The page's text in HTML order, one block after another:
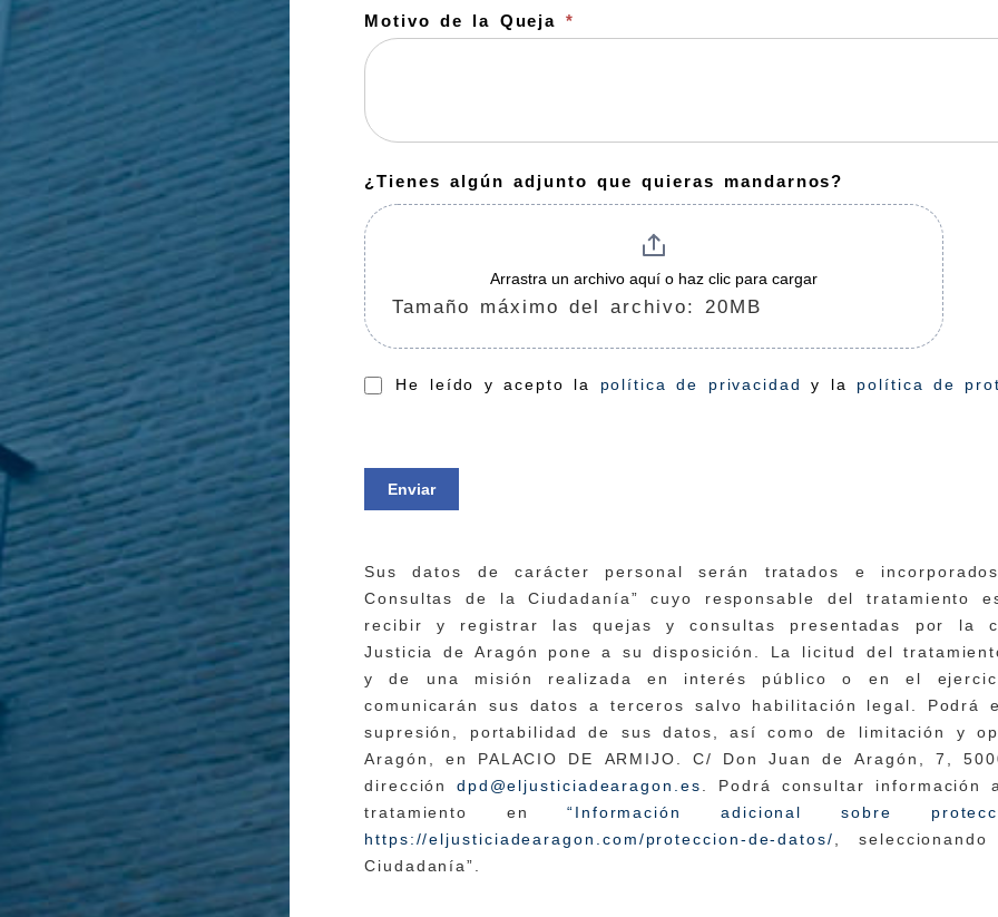
Motivo de la Queja *
¿Tienes algún adjunto que quieras mandarnos?
Arrastra un archivo aquí o haz clic para cargar
Tamaño máximo del archivo: 20MB
He leído y acepto la política de privacidad y la política de
Enviar
Sus datos de carácter personal serán tratados e
Consultas de la Ciudadanía” cuyo responsable del
recibir y registrar las quejas y consultas presentadas por la
Justicia de Aragón pone a su disposición. La licitud del
y de una misión realizada en interés público o en el
comunicarán sus datos a terceros salvo habilitación legal. Podrá
supresión, portabilidad de sus datos, así como de limitación y
Aragón, en PALACIO DE ARMIJO. C/ Don Juan de Aragón, 7,
dirección dpd@eljusticiadearagon.es. Podrá consultar información
tratamiento en “Información adicional sobre
https://eljusticiadearagon.com/proteccion-de-datos/,
Ciudadanía”.